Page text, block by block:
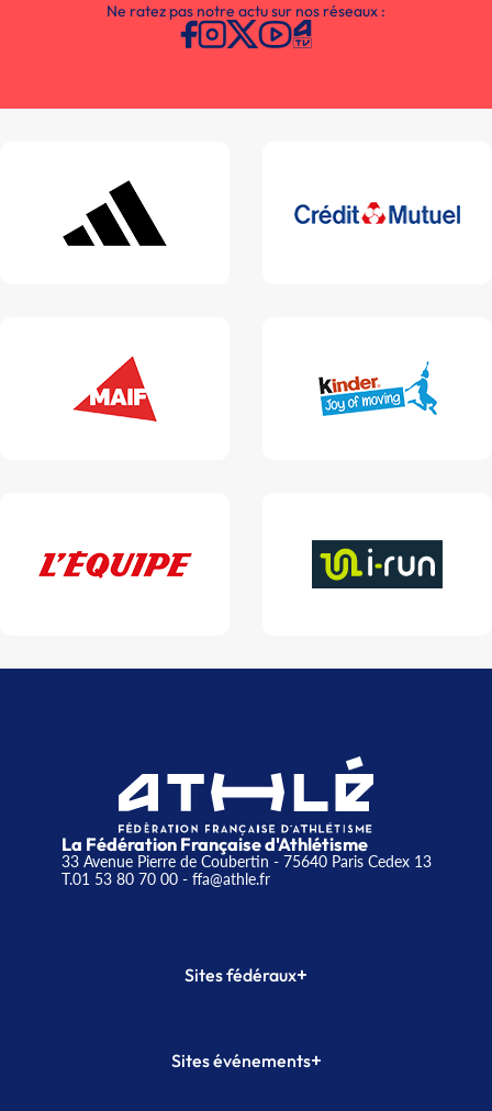
Ne ratez pas notre actu sur nos réseaux :
La Fédération Française d'Athlétisme
33 Avenue Pierre de Coubertin - 75640 Paris Cedex 13
T.01 53 80 70 00- ffa@athle.fr
Sites fédéraux+
Plateforme Formation
Sites événements+